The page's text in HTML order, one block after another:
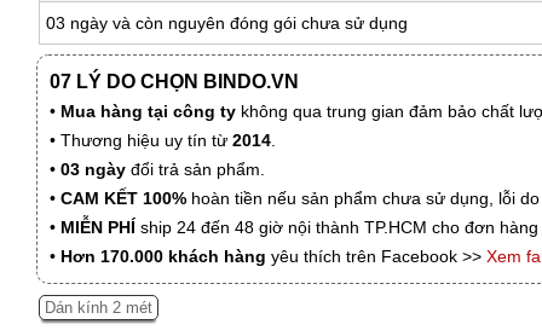
03 ngày và còn nguyên đóng gói chưa sử dụng
07 LÝ DO CHỌN BINDO.VN
• Mua hàng tại công ty không qua trung gian đảm bảo chất
• Thương hiệu uy tín từ 2014.
• 03 ngày đổi trả sản phẩm.
• CAM KẾT 100% hoàn tiền nếu sản phẩm chưa sử dụng, lỗi
• MIỄN PHÍ ship 24 đến 48 giờ nội thành TP.HCM cho đơn
• Hơn 170.000 khách hàng yêu thích trên Facebook >> Xem
Dán kính 2 mét